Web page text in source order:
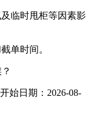
临时甩柜等因素影
单时间。
始日期：2026-08-